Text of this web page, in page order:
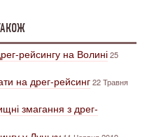
рейсингу на Волині25
на дрег-рейсинг22 Травня
змагання з дрег-